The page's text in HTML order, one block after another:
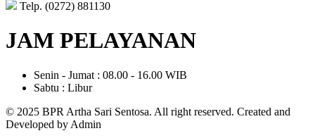
Telp. (0272) 881130
JAM PELAYANAN
Senin - Jumat : 08.00 - 16.00 WIB
Sabtu : Libur
© 2025 BPR Artha Sari Sentosa. All right reserved. Created and
Developed by Admin